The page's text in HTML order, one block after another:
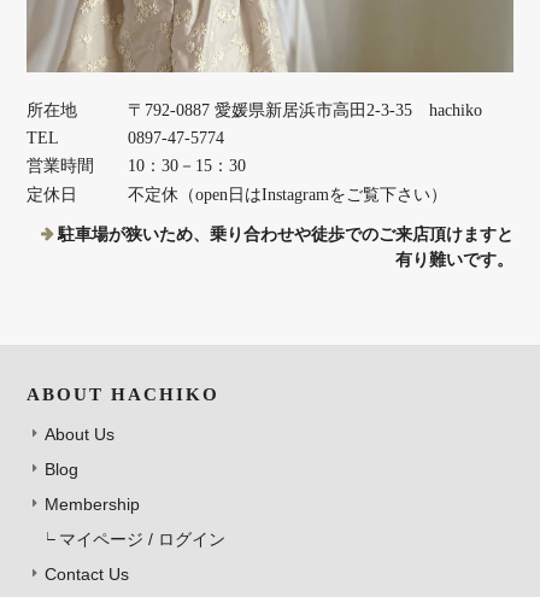
所在地
〒792-0887 愛媛県新居浜市高田2-3-35 hachiko
TEL
0897-47-5774
営業時間
10：30－15：30
定休日
不定休（open日はInstagramをご覧下さい）
駐車場が狭いため、乗り合わせや徒歩でのご来店頂けますと
有り難いです。
ABOUT HACHIKO
About Us
Blog
Membership
マイページ / ログイン
Contact Us